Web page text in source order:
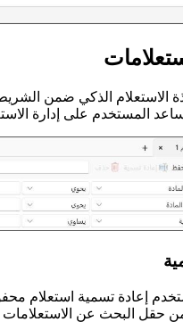
الاستعلام الذكي ضمن
تساعد المستخدم على إدارة
إعادة تسمية استعلام
من حقل البحث عن